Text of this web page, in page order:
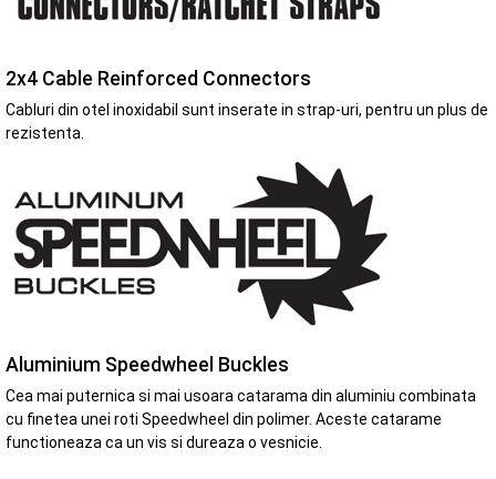
2x4 Cable Reinforced Connectors
Cabluri din otel inoxidabil sunt inserate in strap-uri, pentru un plus de
rezistenta.
Aluminium Speedwheel Buckles
Cea mai puternica si mai usoara catarama din aluminiu combinata
cu finetea unei roti Speedwheel din polimer. Aceste catarame
functioneaza ca un vis si dureaza o vesnicie.